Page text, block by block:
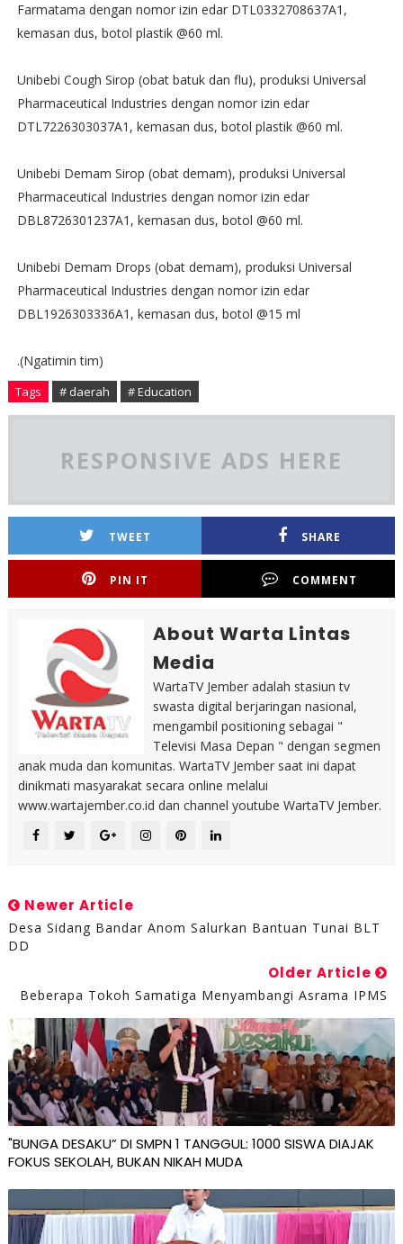
Farmatama dengan nomor izin edar DTL0332708637A1,
kemasan dus, botol plastik @60 ml.
Unibebi Cough Sirop (obat batuk dan flu), produksi Universal
Pharmaceutical Industries dengan nomor izin edar
DTL7226303037A1, kemasan dus, botol plastik @60 ml.
Unibebi Demam Sirop (obat demam), produksi Universal
Pharmaceutical Industries dengan nomor izin edar
DBL8726301237A1, kemasan dus, botol @60 ml.
Unibebi Demam Drops (obat demam), produksi Universal
Pharmaceutical Industries dengan nomor izin edar
DBL1926303336A1, kemasan dus, botol @15 ml
.(Ngatimin tim)
Tags # daerah # Education
RESPONSIVE ADS HERE
TWEET SHARE
PIN IT COMMENT
About Warta Lintas
Media
WartaTV Jember adalah stasiun tv
swasta digital berjaringan nasional,
mengambil positioning sebagai "
Televisi Masa Depan " dengan segmen
anak muda dan komunitas. WartaTV Jember saat ini dapat
dinikmati masyarakat secara online melalui
www.wartajember.co.id dan channel youtube WartaTV Jember.
Newer Article
Desa Sidang Bandar Anom Salurkan Bantuan Tunai BLT
DD
Older Article
Beberapa Tokoh Samatiga Menyambangi Asrama IPMS
"BUNGA DESAKU” DI SMPN 1 TANGGUL: 1000 SISWA DIAJAK
FOKUS SEKOLAH, BUKAN NIKAH MUDA